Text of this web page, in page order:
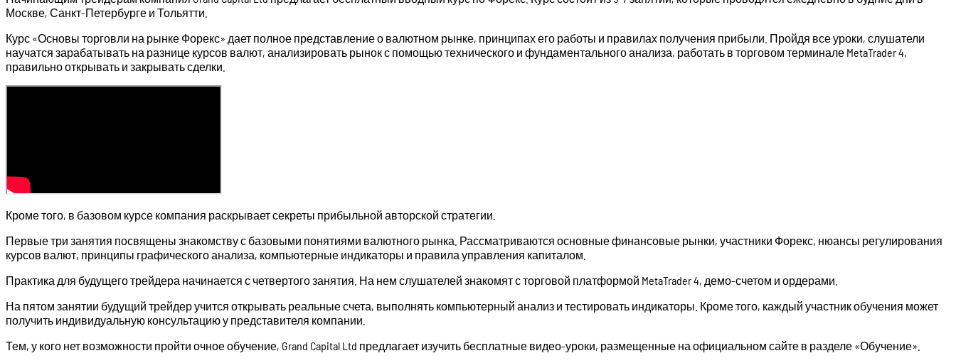
Москве, Санкт-Петербурге и Тольятти.
Курс «Основы торговли на рынке Форекс» дает полное представление о валютном рынке, принципах его работы и правилах получения прибыли. Пройдя все уроки, слушатели
научатся зарабатывать на разнице курсов валют, анализировать рынок с помощью технического и фундаментального анализа, работать в торговом терминале MetaTrader 4,
правильно открывать и закрывать сделки.
Кроме того, в базовом курсе компания раскрывает секреты прибыльной авторской стратегии.
Первые три занятия посвящены знакомству с базовыми понятиями валютного рынка. Рассматриваются основные финансовые рынки, участники Форекс, нюансы регулирования
курсов валют, принципы графического анализа, компьютерные индикаторы и правила управления капиталом.
Практика для будущего трейдера начинается с четвертого занятия. На нем слушателей знакомят с торговой платформой MetaTrader 4, демо-счетом и ордерами.
На пятом занятии будущий трейдер учится открывать реальные счета, выполнять компьютерный анализ и тестировать индикаторы. Кроме того, каждый участник обучения может
получить индивидуальную консультацию у представителя компании.
Тем, у кого нет возможности пройти очное обучение, Grand Capital Ltd предлагает изучить бесплатные видео-уроки, размещенные на официальном сайте в разделе «Обучение».